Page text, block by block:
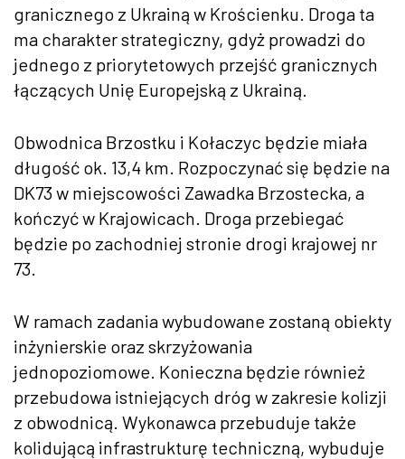
granicznego z Ukrainą w Krościenku. Droga ta
ma charakter strategiczny, gdyż prowadzi do
jednego z priorytetowych przejść granicznych
łączących Unię Europejską z Ukrainą.
Obwodnica Brzostku i Kołaczyc będzie miała
długość ok. 13,4 km. Rozpoczynać się będzie na
DK73 w miejscowości Zawadka Brzostecka, a
kończyć w Krajowicach. Droga przebiegać
będzie po zachodniej stronie drogi krajowej nr
73.
W ramach zadania wybudowane zostaną obiekty
inżynierskie oraz skrzyżowania
jednopoziomowe. Konieczna będzie również
przebudowa istniejących dróg w zakresie kolizji
z obwodnicą. Wykonawca przebuduje także
kolidującą infrastrukturę techniczną, wybuduje